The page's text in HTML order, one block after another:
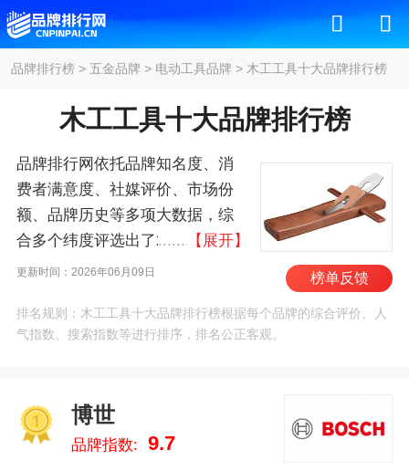
品牌排行榜> 五金品牌 > 电动工具品牌 > 木工工具十大品牌排行榜
木工工具十大品牌排行榜
品牌排行网依托品牌知名度、消
费者满意度、社媒评价、市场份
额、品牌历史等多项大数据，综
合多个纬度评选出了2026年木工
工具十大品牌排行榜，其中前十
田/MAKITA、得伟/DEWALT、史
丹利/STANLEY、泛音/fein、豪
尔特/Würth 。我们致力于用最真
实的数据告诉您木工工具什么牌
【展开】
更新时间：2026年06月09日 榜单反馈
排名规则：木工工具十大品牌排行榜根据每个品牌的综合评价、人
气指数、搜索指数等进行排序，排名公正客观。
1
博世
品牌指数: 9.7